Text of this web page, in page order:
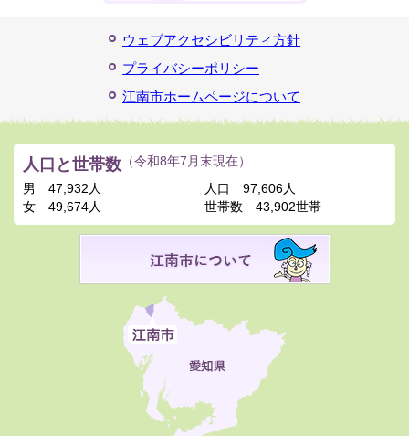
ウェブアクセシビリティ方針
プライバシーポリシー
江南市ホームページについて
人口と世帯数 （令和8年7月末現在）
男
47,932人
女
49,674人
人口
97,606人
世帯数
43,902世帯